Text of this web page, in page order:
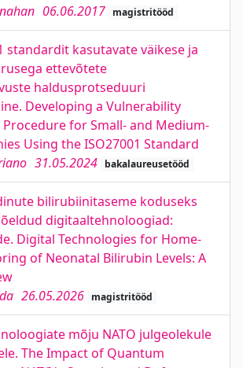
06.06.2017 magistritööd
standardit kasutavate väikese ja
ettevõtete
haldusprotseduuri
Developing a Vulnerability
for Small- and Medium-
Using the ISO27001 Standard
31.05.2024 bakalaureusetööd
bilirubiinitaseme koduseks
digitaaltehnoloogiad:
Digital Technologies for Home-
of Neonatal Bilirubin Levels: A
26.05.2026 magistritööd
mõju NATO julgeolekule
The Impact of Quantum